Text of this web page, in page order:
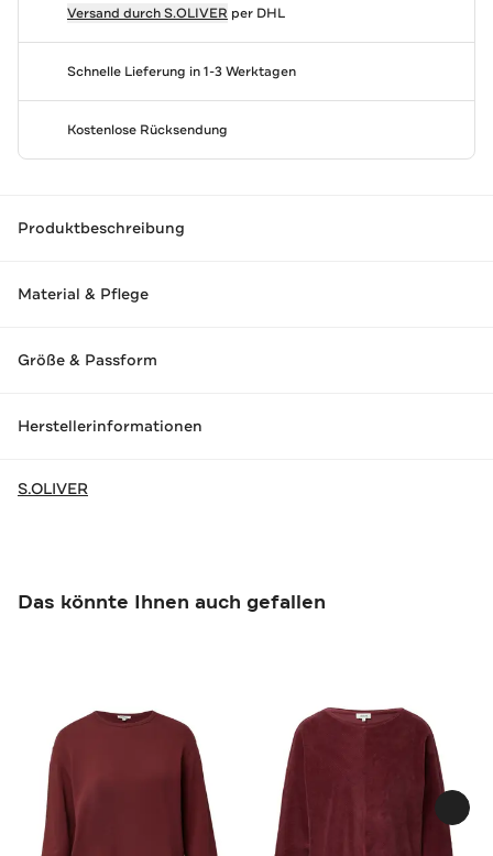
Versand durchS.OLIVER per DHL
Schnelle Lieferung in 1-3 Werktagen
Kostenlose Rücksendung
Produktbeschreibung
Material & Pflege
Größe & Passform
Herstellerinformationen
S.OLIVER
Das könnte Ihnen auch gefallen